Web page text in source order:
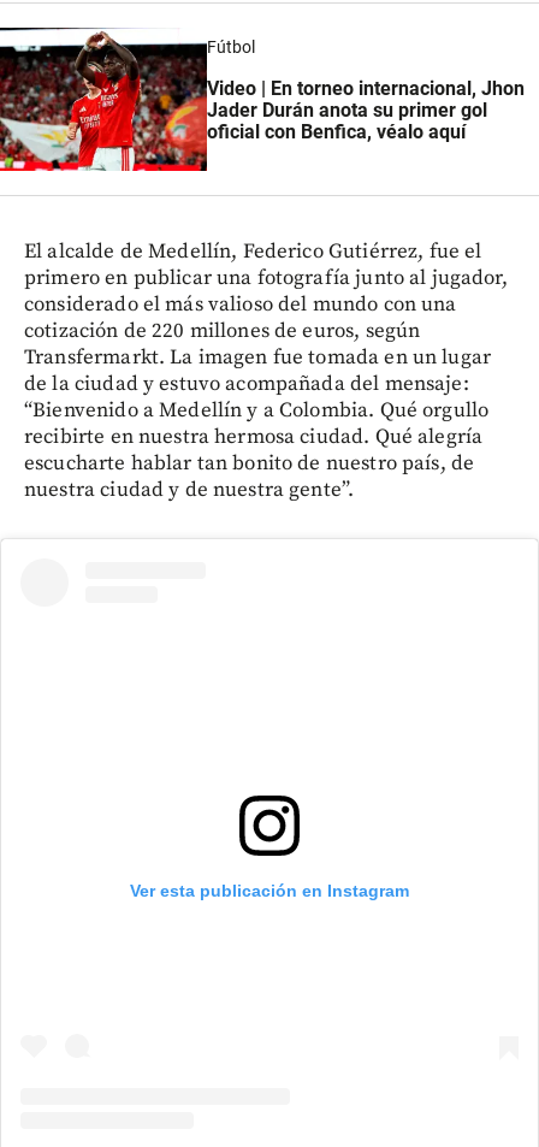
Fútbol
Video | En torneo internacional, Jhon
Jader Durán anota su primer gol
oficial con Benfica, véalo aquí
El alcalde de Medellín, Federico Gutiérrez, fue el
primero en publicar una fotografía junto al jugador,
considerado el más valioso del mundo con una
cotización de 220 millones de euros, según
Transfermarkt. La imagen fue tomada en un lugar
de la ciudad y estuvo acompañada del mensaje:
“Bienvenido a Medellín y a Colombia. Qué orgullo
recibirte en nuestra hermosa ciudad. Qué alegría
escucharte hablar tan bonito de nuestro país, de
nuestra ciudad y de nuestra gente”.
Ver esta publicación en Instagram